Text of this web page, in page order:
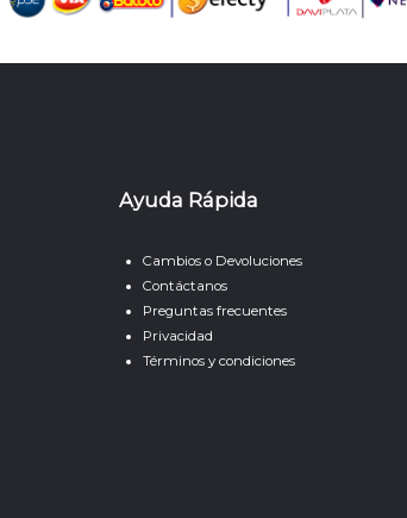
Ayuda Rápida
Cambios o Devoluciones
Contáctanos
Preguntas frecuentes
Privacidad
Términos y condiciones